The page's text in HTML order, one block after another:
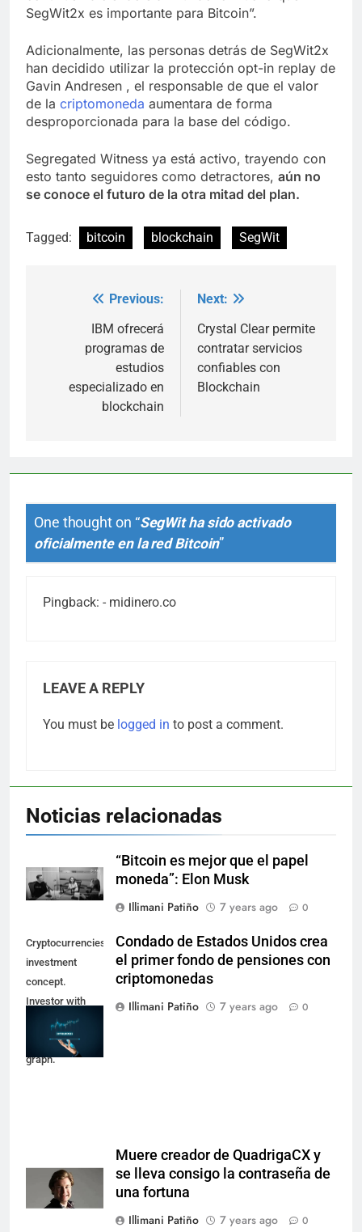
SegWit2x es importante para Bitcoin”.
Adicionalmente, las personas detrás de SegWit2x
han decidido utilizar la protección opt-in replay de
Gavin Andresen , el responsable de que el valor
de la criptomoneda aumentara de forma
desproporcionada para la base del código.
Segregated Witness ya está activo, trayendo con
esto tanto seguidores como detractores, aún no
se conoce el futuro de la otra mitad del plan.
Tagged: bitcoin blockchain SegWit
navigation
Previous:
IBM ofrecerá
programas de
estudios
especializado en
blockchain
Next:
Crystal Clear permite
contratar servicios
confiables con
Blockchain
One thought on “SegWit ha sido activado
oficialmente en la red Bitcoin”
Pingback: - midinero.co
LEAVE A REPLY
You must be logged in to post a comment.
Noticias relacionadas
“Bitcoin es mejor que el papel
moneda”: Elon Musk
Illimani Patiño
7 years ago 0
Cryptocurrencies
investment
concept.
Investor with
digital tablet and
virtual tradeview
graph.
Condado de Estados Unidos crea
el primer fondo de pensiones con
criptomonedas
Illimani Patiño
7 years ago 0
Muere creador de QuadrigaCX y
se lleva consigo la contraseña de
una fortuna
Illimani Patiño
7 years ago 0